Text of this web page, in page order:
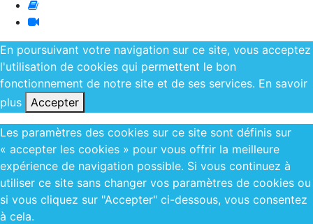
En poursuivant votre navigation sur ce site, vous acceptez
l'utilisation de cookies qui permettent le bon
fonctionnement de notre site et de ses services. En savoir
plus
Accepter
Les paramètres des cookies sur ce site sont définis sur
« accepter les cookies » pour vous offrir la meilleure
expérience de navigation possible. Si vous continuez à
utiliser ce site sans changer vos paramètres de cookies ou
si vous cliquez sur "Accepter" ci-dessous, vous consentez
à cela.